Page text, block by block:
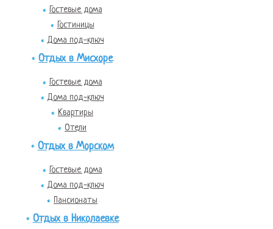
Гостевые дома
Гостиницы
Дома под-ключ
Отдых в Мисхоре
Гостевые дома
Дома под-ключ
Квартиры
Отели
Отдых в Морском
Гостевые дома
Дома под-ключ
Пансионаты
Отдых в Николаевке